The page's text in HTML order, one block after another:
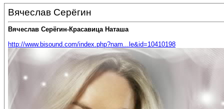
Вячеслав Серёгин
Вячеслав Серёгин-Красавица Наташа
http://www.bisound.com/index.php?nam...le&id=10410198